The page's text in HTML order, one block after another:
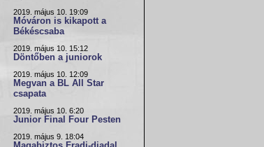
2019. május 10. 19:09
Móváron is kikapott a
Békéscsaba
2019. május 10. 15:12
Döntőben a juniorok
2019. május 10. 12:09
Megvan a BL All Star
csapata
2019. május 10. 6:20
Junior Final Four Pesten
2019. május 9. 18:04